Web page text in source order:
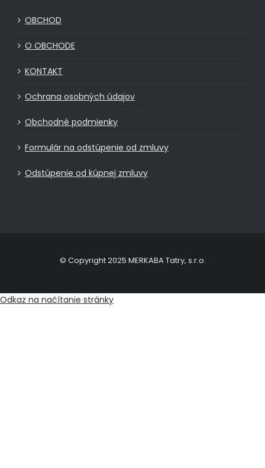
OBCHOD
O OBCHODE
KONTAKT
Ochrana osobných údajov
Obchodné podmienky
Formulár na odstúpenie od zmluvy
Odstúpenie od kúpnej zmluvy
© Copyright 2025 MERKABA Tatry, s.r.o.
Odkaz na načítanie stránky